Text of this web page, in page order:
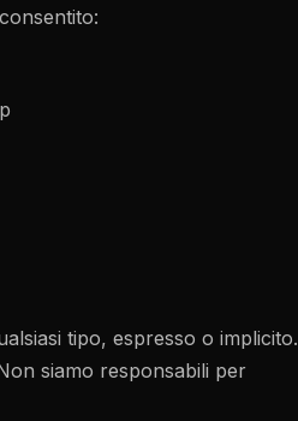
tipo, espresso o implicito.
siamo responsabili per